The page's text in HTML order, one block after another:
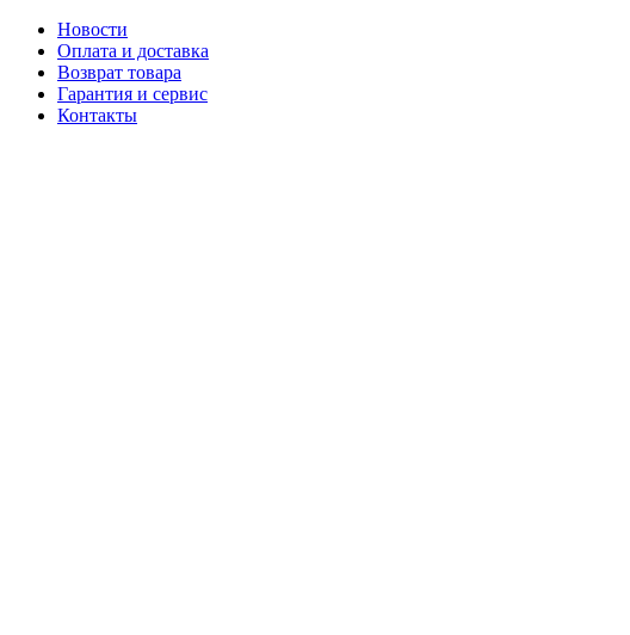
Новости
Оплата и доставка
Возврат товара
Гарантия и сервис
Контакты